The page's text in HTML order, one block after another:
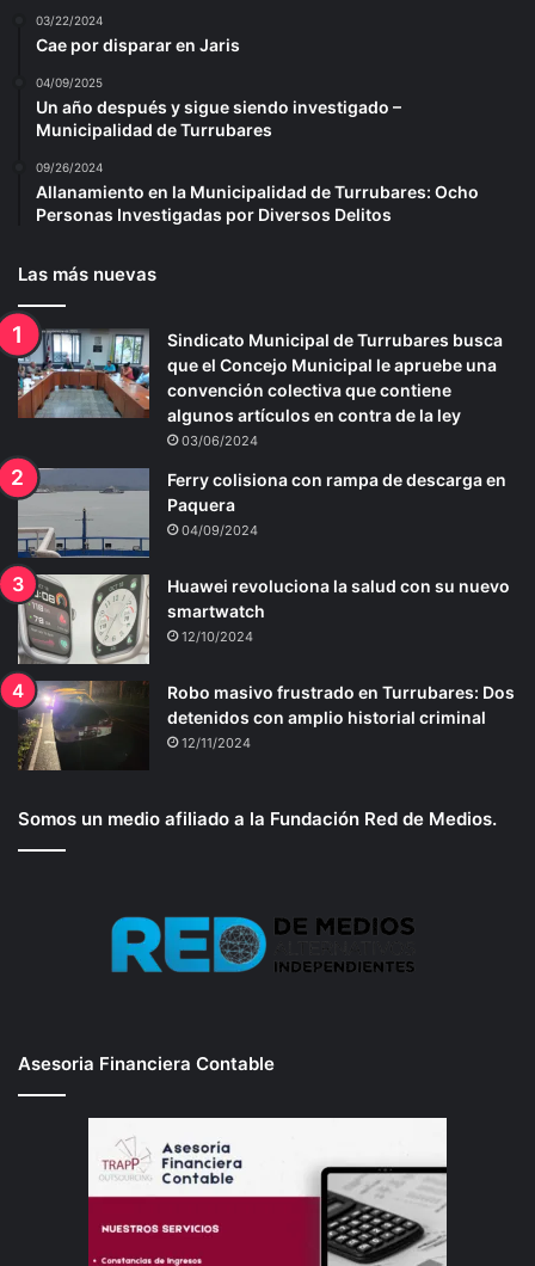
03/22/2024
Cae por disparar en Jaris
04/09/2025
Un año después y sigue siendo investigado –
Municipalidad de Turrubares
09/26/2024
Allanamiento en la Municipalidad de Turrubares: Ocho
Personas Investigadas por Diversos Delitos
Las más nuevas
Sindicato Municipal de Turrubares busca
que el Concejo Municipal le apruebe una
convención colectiva que contiene
algunos artículos en contra de la ley
03/06/2024
Ferry colisiona con rampa de descarga en
Paquera
04/09/2024
Huawei revoluciona la salud con su nuevo
smartwatch
12/10/2024
Robo masivo frustrado en Turrubares: Dos
detenidos con amplio historial criminal
12/11/2024
Somos un medio afiliado a la Fundación Red de Medios.
Asesoria Financiera Contable